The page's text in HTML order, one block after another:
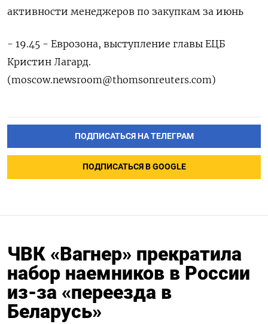
активности менеджеров по закупкам за июнь
- 19.45 - Еврозона, выступление главы ЕЦБ
Кристин Лагард.
(moscow.newsroom@thomsonreuters.com)
ПОДПИСАТЬСЯ НА ТЕЛЕГРАМ
ПОДПИСАТЬСЯ В GOOGLE
ЧВК «Вагнер» прекратила
набор наемников в России
из-за «переезда в
Беларусь»